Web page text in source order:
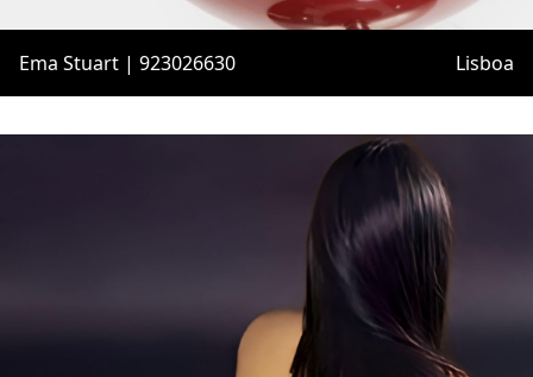
Ema Stuart | 923026630 Lisboa